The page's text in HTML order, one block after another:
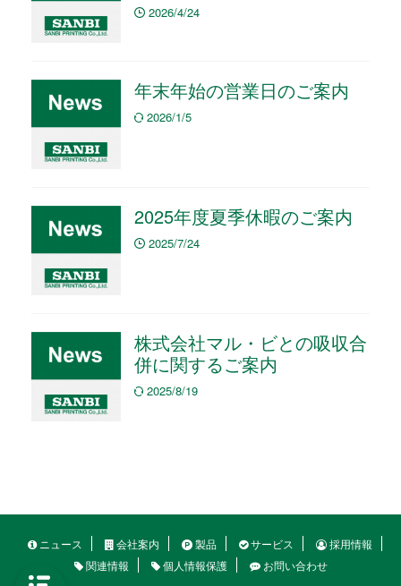
2026/4/24
年末年始の営業日のご案内
2026/1/5
2025年度夏季休暇のご案内
2025/7/24
株式会社マル・ビとの吸収合
併に関するご案内
2025/8/19
ニュース 会社案内 製品 サービス
採用情報
関連情報
個人情報保護 お問い合わせ